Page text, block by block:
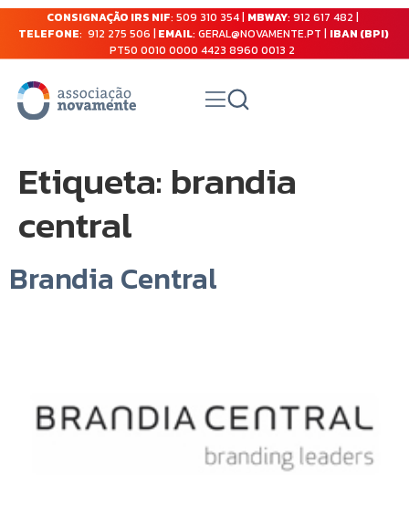
CONSIGNAÇÃO IRS NIF: 509 310 354 | MBWAY: 912 617 482 |
TELEFONE: 912 275 506 | EMAIL: GERAL@NOVAMENTE.PT | IBAN (BPI)
PT50 0010 0000 4423 8960 0013 2
Etiqueta: brandia
central
Brandia Central